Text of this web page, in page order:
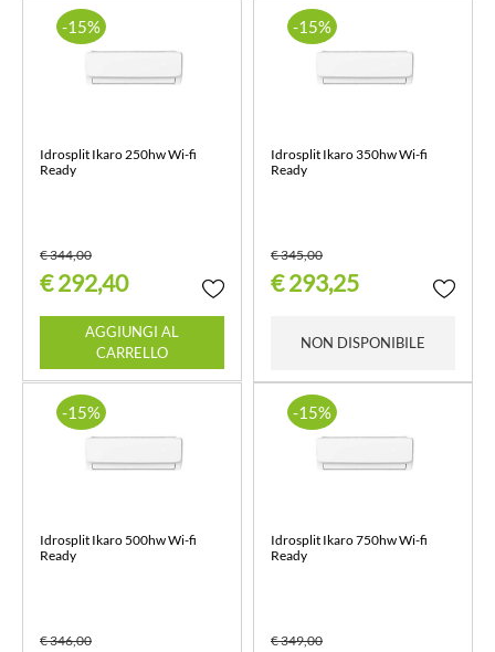
-15%
Idrosplit Ikaro 250hw Wi-fi
Ready
€ 344,00
€ 292,40
Quantità
AGGIUNGI AL
CARRELLO
-15%
Idrosplit Ikaro 350hw Wi-fi
Ready
€ 345,00
€ 293,25
NON DISPONIBILE
-15%
Idrosplit Ikaro 500hw Wi-fi
Ready
€ 346,00
-15%
Idrosplit Ikaro 750hw Wi-fi
Ready
€ 349,00